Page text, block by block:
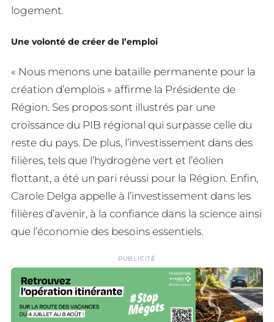
logement.
Une volonté de créer de l’emploi
« Nous menons une bataille permanente pour la
création d’emplois » affirme la Présidente de
Région. Ses propos sont illustrés par une
croissance du PIB régional qui surpasse celle du
reste du pays. De plus, l’investissement dans des
filières, tels que l’hydrogène vert et l’éolien
flottant, a été un pari réussi pour la Région. Enfin,
Carole Delga appelle à l’investissement dans les
filières d’avenir, à la confiance dans la science ainsi
que l’économie des besoins essentiels.
PUBLICITÉ